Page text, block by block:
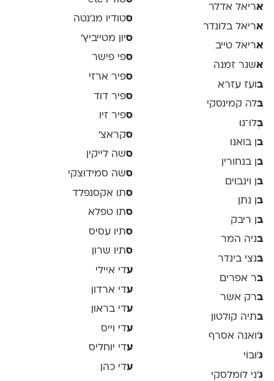
אריאל אדלר
אריאל בלונדר
אריאל טייב
אשגר זמנה
בועז עזרא
בלה קמינסקי
בְּלוּ־גוּ
בן בואנו
בן בנחורין
בן וינבוים
בן נתן
בן ריבק
בניה המר
בנצי בינדר
בר אפרים
ברק אשר
בתיה קולטון
ג'ואנה אסרף
ג'וּבּוֹי
ג׳ני לומלסקי
סטודיו מג'נטה
סיון מטייביץ׳
ספי פישר
ספיר ארזי
ספיר דוד
ספיר זיו
סקראצ׳
סשה לייקין
סשה סמידוצקי
סתו אקסנפלד
סתו טפלא
סתיו עסיס
סתיו שרון
עדי איילי
עדי ארדון
עדי בראון
עדי וייס
עדי יוחליס
עדי כהן